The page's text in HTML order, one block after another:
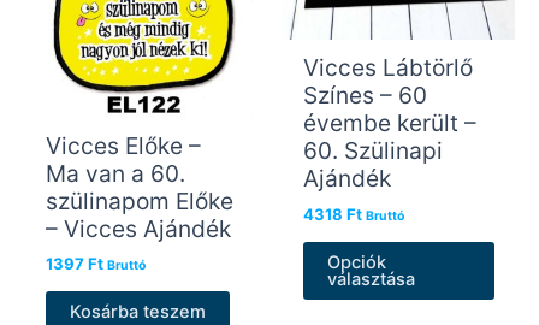
Vicces Előke –
Ma van a 60.
szülinapom Előke
– Vicces Ajándék
1397Ft Bruttó
Kosárba teszem
Vicces Lábtörlő
Színes – 60
évembe került –
60. Szülinapi
Ajándék
4318 Ft Bruttó
Opciók
választása